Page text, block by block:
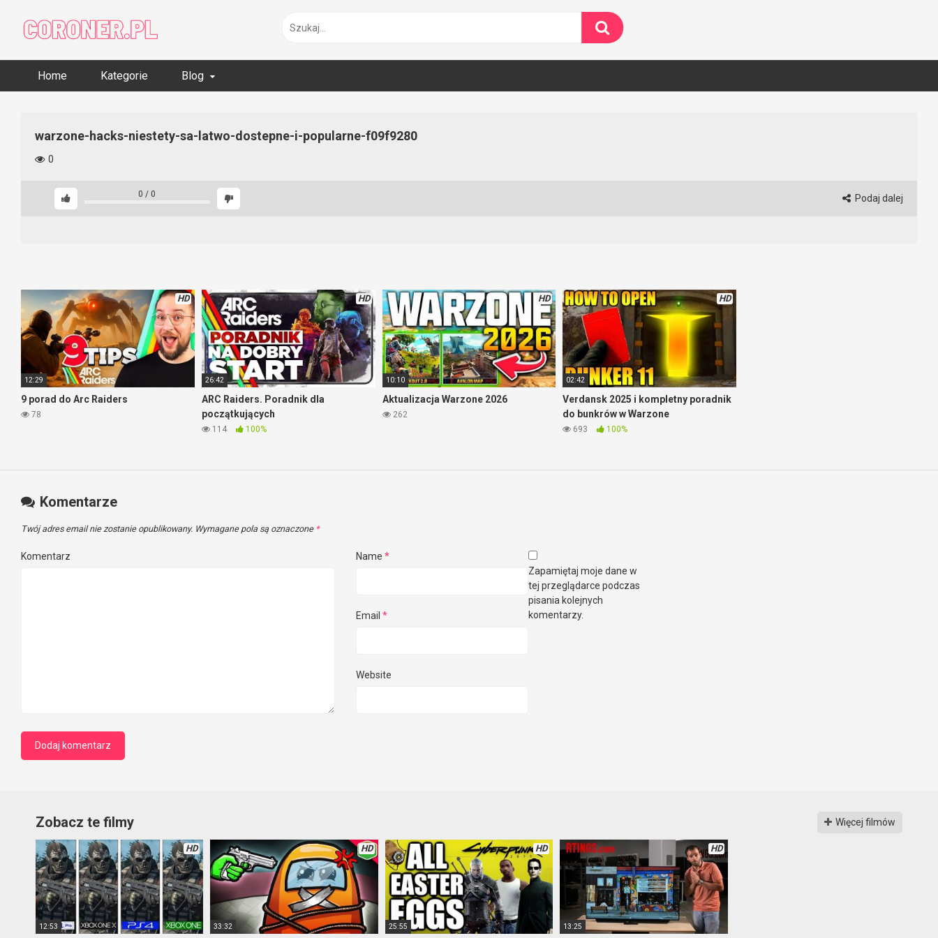
content
Home Kategorie Blog
warzone-hacks-niestety-sa-latwo-dostepne-i-popularne-f09f9280
0
0 / 0 Podaj dalej
HD
12:29
9 porad do Arc Raiders
78
HD
26:42
ARC Raiders. Poradnik dla
początkujących
114 100%
HD
10:10
Aktualizacja Warzone 2026
262
HD
02:42
Verdansk 2025 i kompletny poradnik
do bunkrów w Warzone
693 100%
Komentarze
Twój adres email nie zostanie opublikowany. Wymagane pola są oznaczone *
Komentarz Name *
Email *
Website
Zapamiętaj moje dane w
tej przeglądarce podczas
pisania kolejnych
komentarzy.
Zobacz te filmy Więcej filmów
HD
12:53
HD
33:32
HD
25:55
HD
13:25